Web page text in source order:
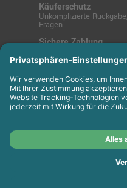
Käuferschutz
Unkomplizierte
Fragen.
Sichere Zahlung
oder Rechnung.
© 2025 Tonerfrosch.de
für